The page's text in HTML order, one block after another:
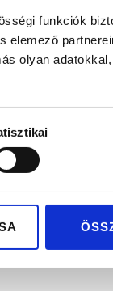
funkciók
elemező
olyan
416.700
pár